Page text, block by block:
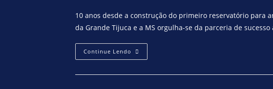
10 anos desde a construção do primeiro reservatório para
da Grande Tijuca e a MS orgulha-se da parceria de
Continue Lendo